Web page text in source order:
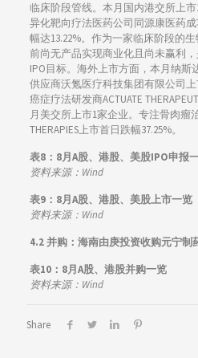
临床阶段管线。本月国内港交所上
异化靶向疗法医药公司同源康医药
幅达13.22%。作为一家临床阶段的
前尚无产品实现商业化且尚未赢利
IPO目标。海外上市方面，本月纳斯
供应商沃氪医疗科技集团有限公司上
癌症疗法研发商ACTUATE
月美交所上市1家企业。专注骨肉瘤
THERAPIES上市首日跌幅37.25%。
表8：8月A股、港股、美股IPO申报
资料来源：Wind
表9：8月A股、港股、美股上市一览
资料来源：Wind
4.2 并购： 海南由庚投资收购元宁制
表10：8月A股、港股并购一览
资料来源：Wind
Share